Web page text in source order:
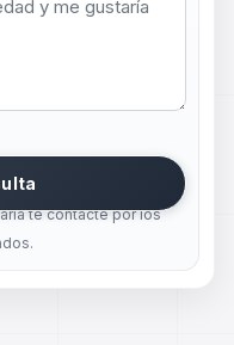
te contacte por los